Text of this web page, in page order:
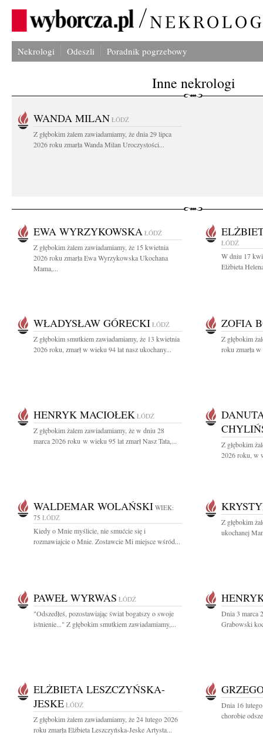
Nekrologi Odeszli Poradnik pogrzebowy
Inne nekrologi
WANDA MILAN ŁÓDŹ
Z głębokim żalem zawiadamiamy, że dnia 29 lipca
2026 roku zmarła Wanda Milan Uroczystości...
EWA WYRZYKOWSKA ŁÓDŹ
Z głębokim żalem zawiadamiamy, że 15 kwietnia
2026 roku zmarła Ewa Wyrzykowska Ukochana
Mama,...
ŁÓDŹ
W dniu 17
Elżbieta
WŁADYSŁAW GÓRECKI ŁÓDŹ
Z głębokim smutkiem zawiadamiamy, że 13 kwietnia
2026 roku, zmarł w wieku 94 lat nasz ukochany...
ZOFIA
Z głębokim
roku zmarła
HENRYK MACIOŁEK ŁÓDŹ
Z głębokim żalem zawiadamiamy, że w dniu 28
marca 2026 roku w wieku 95 lat zmarł Nasz Tata,...
Z głębokim
2026 roku, w
WALDEMAR WOLAŃSKI WIEK:
75 ŁÓDŹ
Kiedy o Mnie myślicie, nie smućcie się i
rozmawiajcie o Mnie. Zostawcie Mi miejsce wśród...
Z głębokim
ukochanej
PAWEŁ WYRWAS ŁÓDŹ
"Odszedłeś, pozostawiając świat bogatszy o swoje
istnienie..." Z głębokim smutkiem zawiadamiamy,...
Dnia 3 marca
Grabowski
ELŻBIETA LESZCZYŃSKA-
JESKE ŁÓDŹ
Z głębokim żalem zawiadamiamy, że 24 lutego 2026
roku zmarła Elżbieta Leszczyńska-Jeske Artysta...
Dnia 16
chorobie